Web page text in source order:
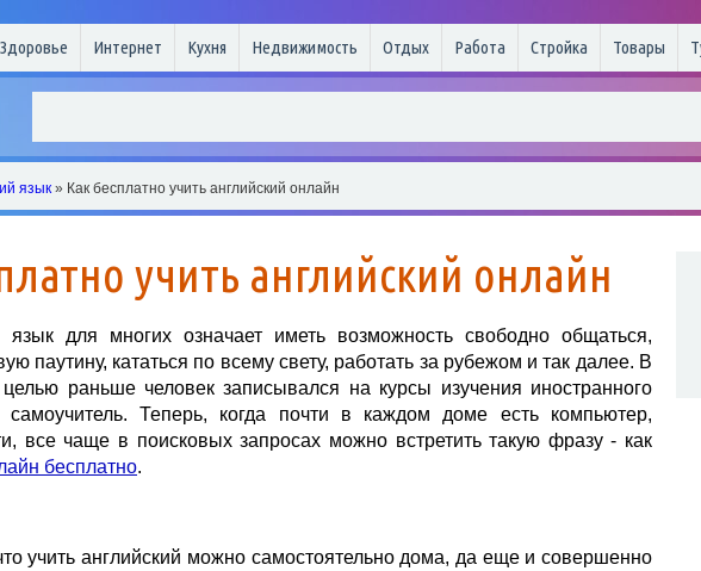
Здоровье Интернет Кухня Недвижимость Отдых Работа Стройка Товары
язык » Как бесплатно учить английский онлайн
учить английский онлайн
язык для многих означает иметь возможность свободно общаться,
паутину, кататься по всему свету, работать за рубежом и так далее. В
целью раньше человек записывался на курсы изучения иностранного
Теперь, когда почти в каждом доме есть компьютер,
все чаще в поисковых запросах можно встретить такую фразу - как
бесплатно.
учить английский можно самостоятельно дома, да еще и совершенно